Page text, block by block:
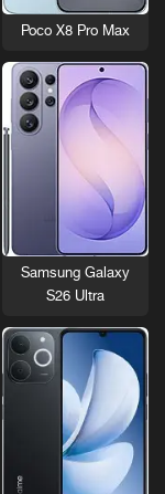
Poco X8 Pro Max
Samsung Galaxy
S26 Ultra